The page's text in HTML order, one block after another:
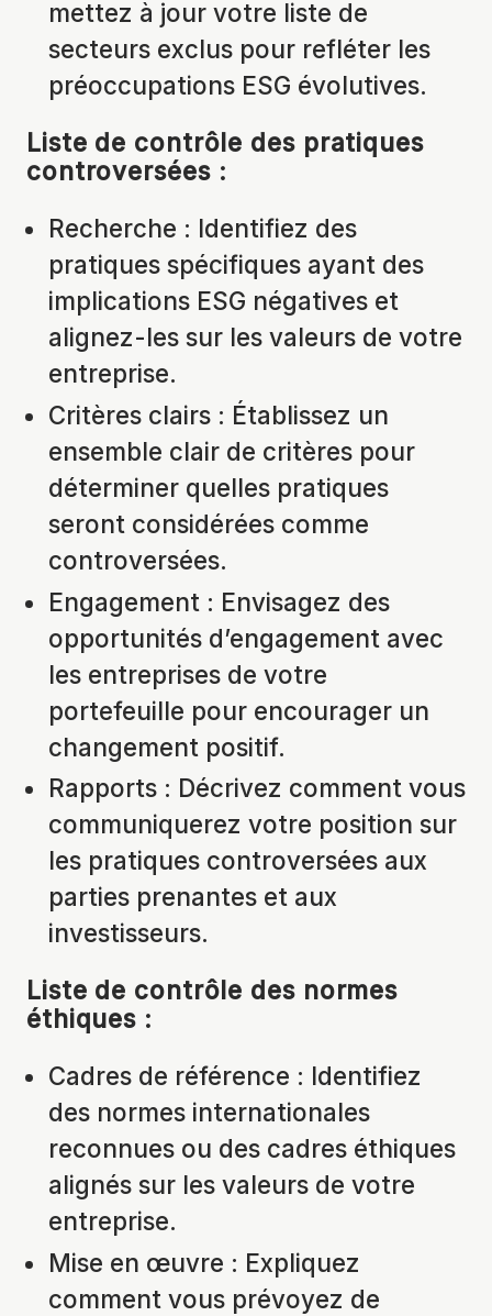
mettez à jour votre liste de
secteurs exclus pour refléter les
préoccupations ESG évolutives.
Liste de contrôle des pratiques
controversées :
Recherche : Identifiez des
pratiques spécifiques ayant des
implications ESG négatives et
alignez-les sur les valeurs de votre
entreprise.
Critères clairs : Établissez un
ensemble clair de critères pour
déterminer quelles pratiques
seront considérées comme
controversées.
Engagement : Envisagez des
opportunités d’engagement avec
les entreprises de votre
portefeuille pour encourager un
changement positif.
Rapports : Décrivez comment vous
communiquerez votre position sur
les pratiques controversées aux
parties prenantes et aux
investisseurs.
Liste de contrôle des normes
éthiques :
Cadres de référence : Identifiez
des normes internationales
reconnues ou des cadres éthiques
alignés sur les valeurs de votre
entreprise.
Mise en œuvre : Expliquez
comment vous prévoyez de